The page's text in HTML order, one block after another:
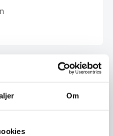
Om
Klik her